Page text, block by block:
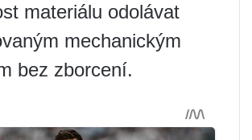
materiálu odolávat
mechanickým
bez zborcení.